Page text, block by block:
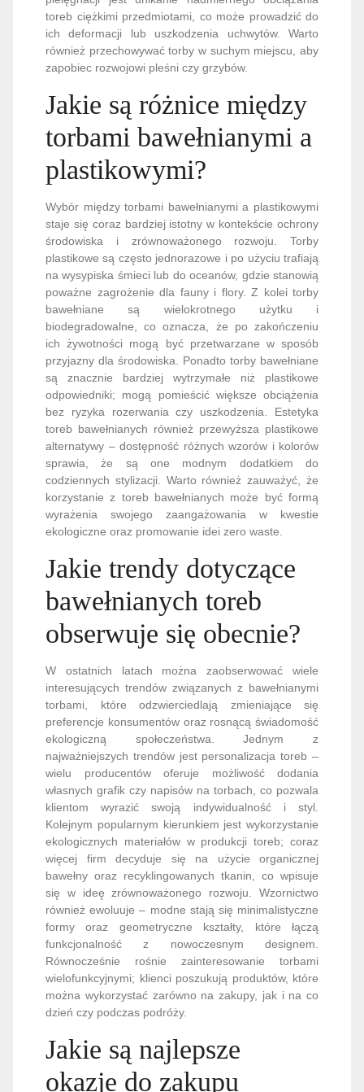
toreb ciężkimi przedmiotami, co może prowadzić do
ich deformacji lub uszkodzenia uchwytów. Warto
również przechowywać torby w suchym miejscu, aby
zapobiec rozwojowi pleśni czy grzybów.
Jakie są różnice między
torbami bawełnianymi a
plastikowymi?
Wybór między torbami bawełnianymi a plastikowymi
staje się coraz bardziej istotny w kontekście ochrony
środowiska i zrównoważonego rozwoju. Torby
plastikowe są często jednorazowe i po użyciu trafiają
na wysypiska śmieci lub do oceanów, gdzie stanowią
poważne zagrożenie dla fauny i flory. Z kolei torby
bawełniane są wielokrotnego użytku i
biodegradowalne, co oznacza, że po zakończeniu
ich żywotności mogą być przetwarzane w sposób
przyjazny dla środowiska. Ponadto torby bawełniane
są znacznie bardziej wytrzymałe niż plastikowe
odpowiedniki; mogą pomieścić większe obciążenia
bez ryzyka rozerwania czy uszkodzenia. Estetyka
toreb bawełnianych również przewyższa plastikowe
alternatywy – dostępność różnych wzorów i kolorów
sprawia, że są one modnym dodatkiem do
codziennych stylizacji. Warto również zauważyć, że
korzystanie z toreb bawełnianych może być formą
wyrażenia swojego zaangażowania w kwestie
ekologiczne oraz promowanie idei zero waste.
Jakie trendy dotyczące
bawełnianych toreb
obserwuje się obecnie?
W ostatnich latach można zaobserwować wiele
interesujących trendów związanych z bawełnianymi
torbami, które odzwierciedlają zmieniające się
preferencje konsumentów oraz rosnącą świadomość
ekologiczną społeczeństwa. Jednym z
najważniejszych trendów jest personalizacja toreb –
wielu producentów oferuje możliwość dodania
własnych grafik czy napisów na torbach, co pozwala
klientom wyrazić swoją indywidualność i styl.
Kolejnym popularnym kierunkiem jest wykorzystanie
ekologicznych materiałów w produkcji toreb; coraz
więcej firm decyduje się na użycie organicznej
bawełny oraz recyklingowanych tkanin, co wpisuje
się w ideę zrównoważonego rozwoju. Wzornictwo
również ewoluuje – modne stają się minimalistyczne
formy oraz geometryczne kształty, które łączą
funkcjonalność z nowoczesnym designem.
Równocześnie rośnie zainteresowanie torbami
wielofunkcyjnymi; klienci poszukują produktów, które
można wykorzystać zarówno na zakupy, jak i na co
dzień czy podczas podróży.
Jakie są najlepsze
okazje do zakupu